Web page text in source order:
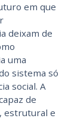
em que
deixam de
uma
sistema só
social. A
de
estrutural e